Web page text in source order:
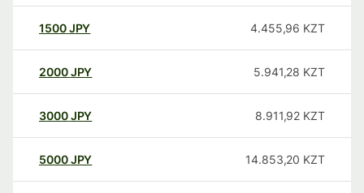
1500JPY 4.455,96 KZT
2000JPY 5.941,28 KZT
3000JPY 8.911,92 KZT
5000JPY 14.853,20 KZT